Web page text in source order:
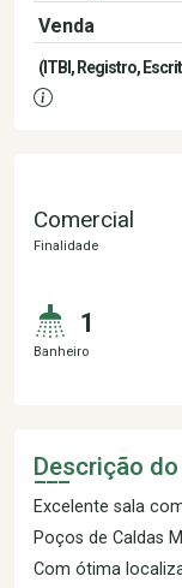
Venda
(ITBI, Registro,
Comercial
Finalidade
1
Banheiro
Descrição
Excelente sala
Poços de Caldas
Com ótima